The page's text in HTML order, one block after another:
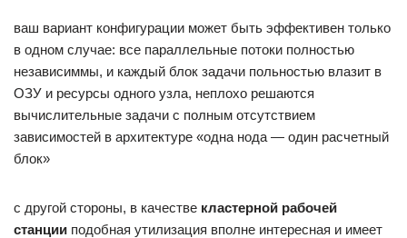
ваш вариант конфигурации может быть эффективен только
в одном случае: все параллельные потоки полностью
независиммы, и каждый блок задачи польностью влазит в
ОЗУ и ресурсы одного узла, неплохо решаются
вычислительные задачи с полным отсутствием
зависимостей в архитектуре «одна нода — один расчетный
блок»
с другой стороны, в качестве кластерной рабочей
станции подобная утилизация вполне интересная и имеет